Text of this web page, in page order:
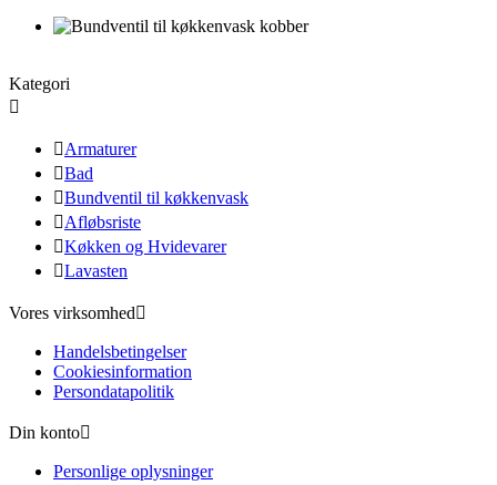
Kategori

Armaturer
Bad
Bundventil til køkkenvask
Afløbsriste
Køkken og Hvidevarer
Lavasten
Vores virksomhed
Handelsbetingelser
Cookiesinformation
Persondatapolitik
Din konto
Personlige oplysninger